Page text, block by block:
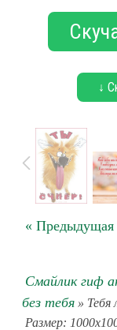
↓
« Предыдущая
Смайлик гиф
без тебя » Тебя
Размер: